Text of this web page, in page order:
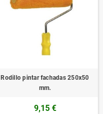
Rodillo pintar fachadas 250x50
mm.
9,15 €